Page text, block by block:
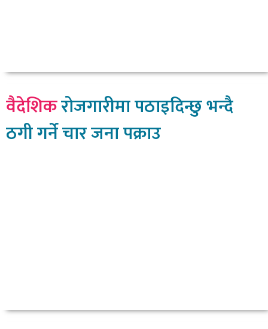
वैदेशिकरोजगारीमा पठाइदिन्छु भन्दै
ठगी गर्ने चार जना पक्राउ